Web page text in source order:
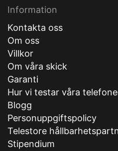
Information
Kontakta oss
Om oss
Villkor
Om våra skick
Garanti
Hur vi testar våra
Blogg
Personuppgiftspolicy
Telestore
Stipendium